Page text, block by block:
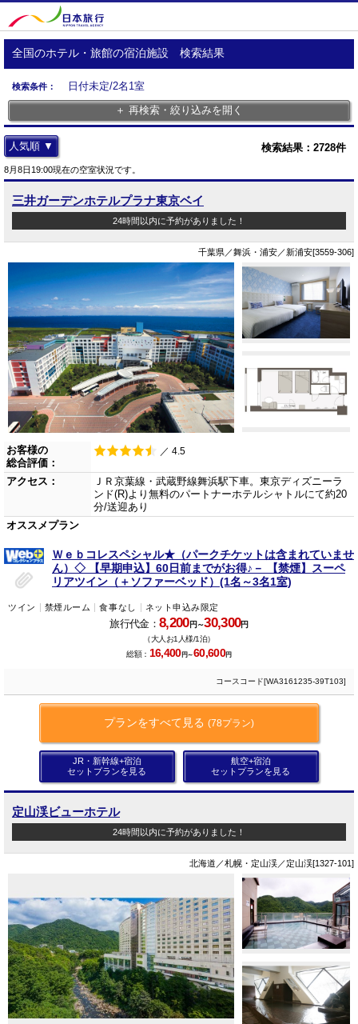
全国のホテル・旅館の宿泊施設 検索結果
検索条件：
日付未定/2名1室
＋ 再検索・絞り込みを開く
検索結果： 2728件
人気順 ▼
8月8日19:00現在の空室状況です。
三井ガーデンホテルプラナ東京ベイ
24時間以内に予約がありました！
千葉県／舞浜・浦安／新浦安[3559-306]
お客様の
総合評価：
／ 4.5
アクセス：
ＪＲ京葉線・武蔵野線舞浜駅下車。東京ディズニーラ
ンド(R)より無料のパートナーホテルシャトルにて約20
分/送迎あり
オススメプラン
Ｗｅｂコレスペシャル★（パークチケットは含まれていませ
ん）◇ 【早期申込】60日前までがお得♪－ 【禁煙】スーペ
リアツイン（＋ソファーベッド）(1名～3名1室)
ツイン 禁煙ルーム 食事なし ネット申込み限定
旅行代金： 8,200円～30,300円
（大人お1人様/1泊）
総額： 16,400円～60,600円
コースコード[WA3161235-39T103]
プランをすべて見る (78プラン)
JR・新幹線+宿泊
セットプランを見る
航空+宿泊
セットプランを見る
定山渓ビューホテル
24時間以内に予約がありました！
北海道／札幌・定山渓／定山渓[1327-101]